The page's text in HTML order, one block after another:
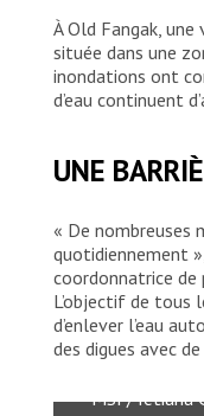
À Old Fangak,
située dans une
inondations ont
d’eau continuent
UNE
« De nombreuses
quotidiennement
coordonnatrice de
L’objectif de tous
d’enlever l’eau
des digues avec
Inondations
Grand Pibor,
MSF/Tetiana